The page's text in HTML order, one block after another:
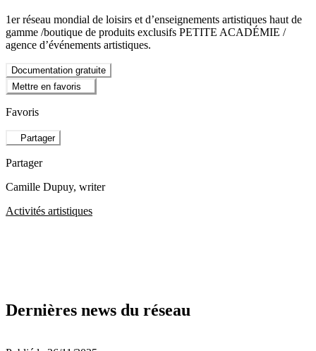
1er réseau mondial de loisirs et d’enseignements artistiques haut de
gamme /boutique de produits exclusifs PETITE ACADÉMIE /
agence d’événements artistiques.
Documentation gratuite
Mettre en favoris
Favoris
Partager
Partager
Camille Dupuy, writer
Activités artistiques
Dernières news du réseau